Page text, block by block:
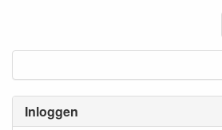
Inloggen